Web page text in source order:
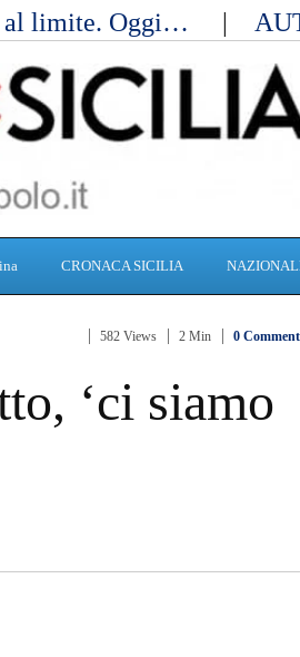
al limite. Oggi…
CRONACA SICILIA
o
n
582 Views 2 Min 0 Comment
‘ci siamo